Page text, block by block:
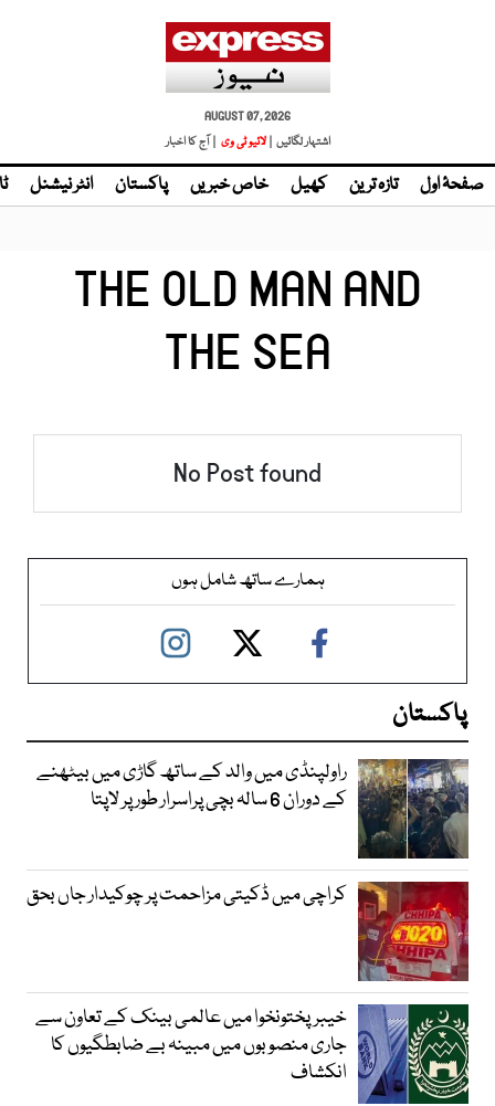
AUGUST 07, 2026
اشتہار لگائیں |
| آج کا اخبار
صفحۂ اول تازہ ترین کھیل خاص خبریں پاکستان انٹر نیشنل
THE OLD MAN AND
THE SEA
No Post found
ہمارے ساتھ شامل ہوں
پاکستان
راولپنڈی میں والد کے ساتھ گاڑی میں بیٹھنے
کے دوران 6 سالہ بچی پراسرار طور پر لاپتا
کراچی میں ڈکیتی مزاحمت پر چوکیدار جاں بحق
خیبرپختونخوا میں عالمی بینک کے تعاون سے
جاری منصوبوں میں مبینہ بے ضابطگیوں کا
انکشاف